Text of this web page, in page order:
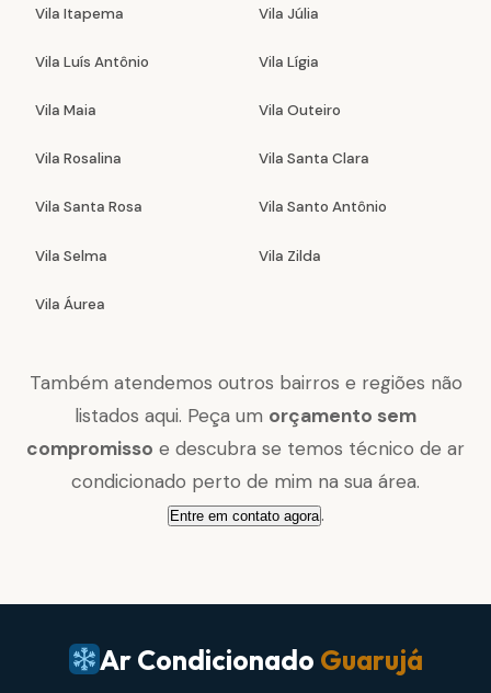
Vila Itapema Vila Júlia
Vila Luís Antônio Vila Lígia
Vila Maia Vila Outeiro
Vila Rosalina Vila Santa Clara
Vila Santa Rosa Vila Santo Antônio
Vila Selma Vila Zilda
Vila Áurea
Também atendemos outros bairros e regiões não
listados aqui. Peça um orçamento sem
compromisso e descubra se temos técnico de ar
condicionado perto de mim na sua área.
Entre em contato agora.
Ar Condicionado Guarujá